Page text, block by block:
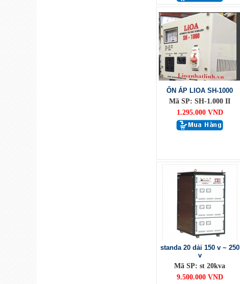
ỔN ÁP LIOA SH-1000
Mã SP: SH-1.000 II
1.295.000 VND
standa 20 dải 150 v ~ 250
v
Mã SP: st 20kva
9.500.000 VND